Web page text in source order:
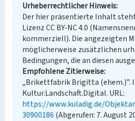
Urheberrechtlicher Hinweis
Der hier präsentierte Inhalt
Lizenz CC BY-NC 4.0
kommerziell). Die angezeigten
möglicherweise zusätzlichen
Bedingungen, die an diesen
Empfohlene Zitierweise
„Brikettfabrik Brigitta (ehem.)”.
Kultur.Landschaft.Digital. URL:
https://www.kuladig.de/
30900186 (Abgerufen: 7. August